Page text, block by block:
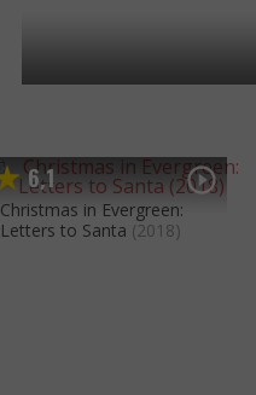
6,1
Christmas in Evergreen:
Letters to Santa (2018)